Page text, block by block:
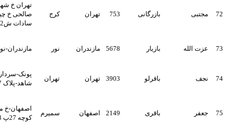
بازرگانی 753 تهران کرج
تهران خ شهید لواسانی خ
صالحی خ چیذری بن بست
بازیار 5678 مازندران نور مازندران-نور- روستای عباسا
باقرلو 3903 تهران تهران
پونک-سردار جنگل-کوی
شاهد-پلاک 37 جدید10 قدیم
باقری 2149 اصفهان سمیرم
اصفهان-خ محتشم کاشانی
کوچه 27پ 98